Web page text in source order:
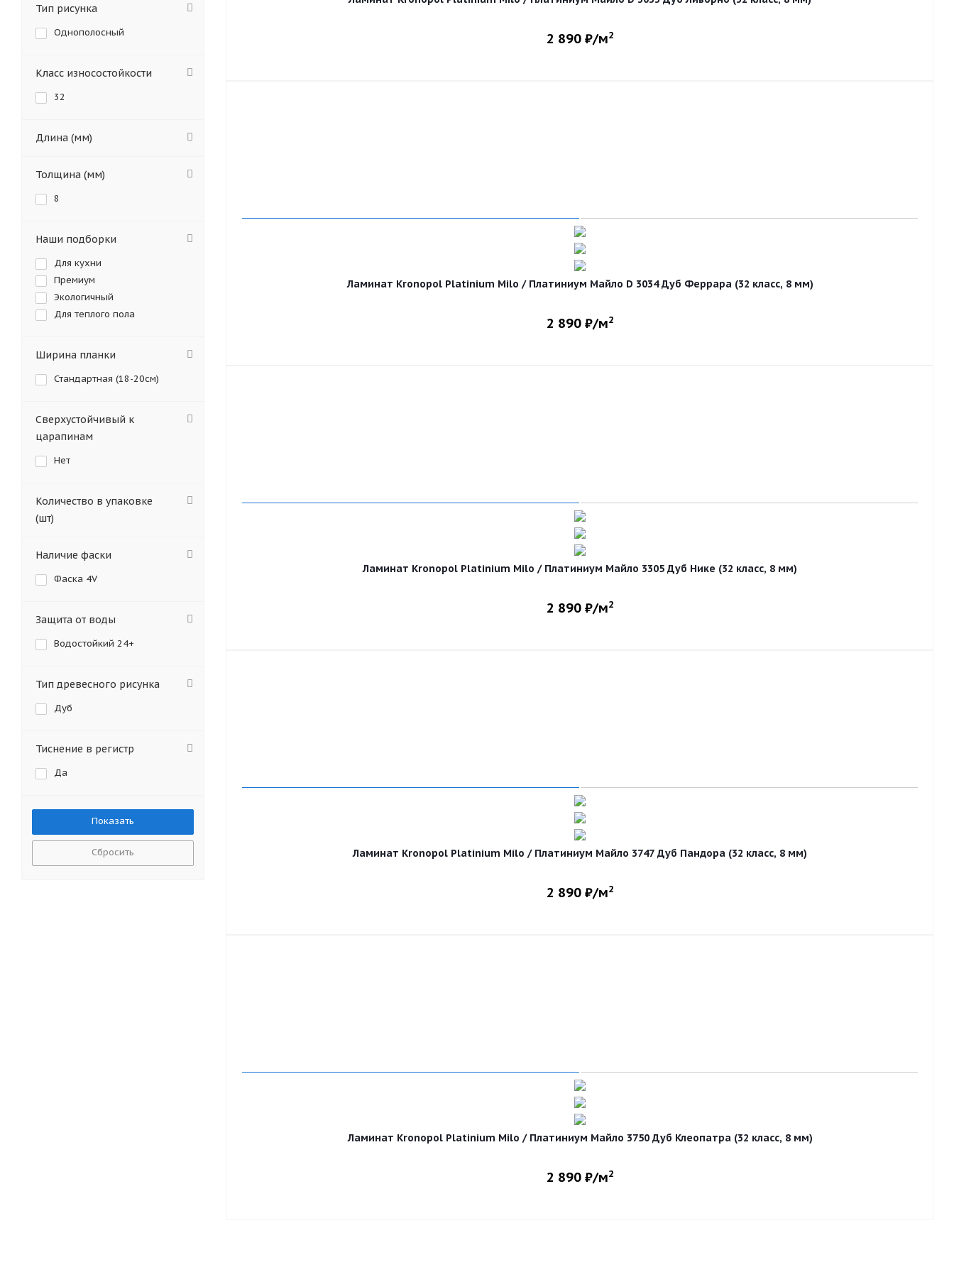
2 890₽/м2
Ламинат Kronopol Platinium Milo / Платиниум Майло D 3034 Дуб Феррара (32 класс, 8 мм)
2 890₽/м2
Ламинат Kronopol Platinium Milo / Платиниум Майло 3305 Дуб Нике (32 класс, 8 мм)
2 890₽/м2
Ламинат Kronopol Platinium Milo / Платиниум Майло 3747 Дуб Пандора (32 класс, 8 мм)
2 890₽/м2
Ламинат Kronopol Platinium Milo / Платиниум Майло 3750 Дуб Клеопатра (32 класс, 8 мм)
2 890₽/м2
Тип рисунка
Однополосный
Класс износостойкости
32
Длина (мм)
Толщина (мм)
8
Наши подборки
Для кухни
Премиум
Экологичный
Для теплого пола
Ширина планки
Стандартная (18-20см)
Сверхустойчивый к
царапинам
Нет
Количество в упаковке
(шт)
Наличие фаски
Фаска 4V
Защита от воды
Водостойкий 24+
Тип древесного рисунка
Дуб
Тиснение в регистр
Да
Сбросить